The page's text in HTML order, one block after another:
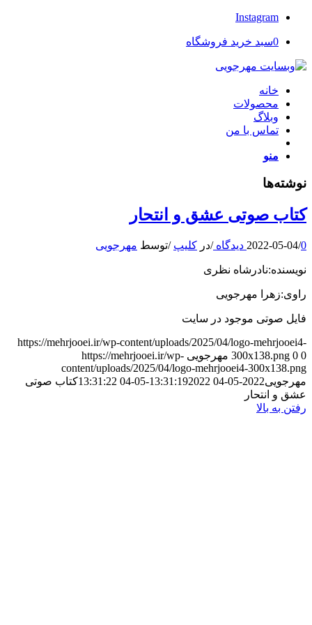
Instagram
0سبد خرید فروشگاه
خانه
محصولات
وبلاگ
تماس با من
منو
نوشته‌ها
کتاب صوتی عشق و انتحار
2022-05-04/0 دیدگاه /در کلیپ /توسط مهرجویی
نویسنده:نادرشاه نظری
راوی:زهرا مهرجویی
فایل صوتی موجود در سایت
https://mehrjooei.ir/wp-content/uploads/2025/04/logo-mehrjooei4-
300x138.png 0 0 مهرجویی https://mehrjooei.ir/wp-
content/uploads/2025/04/logo-mehrjooei4-300x138.png
مهرجویی2022-05-04 13:31:19
2022-05-04 13:31:22
کتاب صوتی
عشق و انتحار
رفتن به بالا